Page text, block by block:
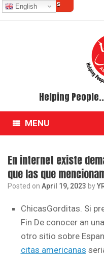
Skip
to
Contact Us
Helping
MENU
En internet existe
que las que
Posted on April 19, 2023 by
ChicasGorditas. Si
Fin De conocer an
otro sitio sobre
citas americanas
English